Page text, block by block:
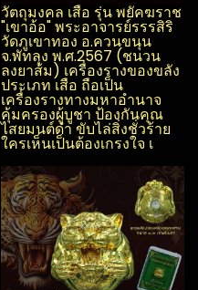
วัตถุมงคล เสือ รุ่น พยัคฆราช
"เขาอ้อ" พระอาจารย์รรร​สิริ​
วัดภูเขาทอง อ.ควนขนุน​
จ.พัทลุง​ พ.ศ.2567 (ชนวน
ลงยาส้ม) เครื่องรางของขลัง
ประเภท เสือ ถือเป็น
เครื่องรางทางมหาอำนาจ
คุ้มครองผู้บูชา ป้องกันคุณ
ไสย​มนต์ดำ ขับไล่สิ่งชั่วร้าย
ใครเห็นเป็นต้องเกรงใจ เ